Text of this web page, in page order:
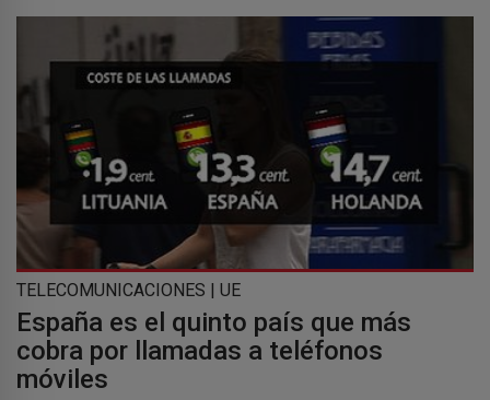
TELECOMUNICACIONES | UE
España es el quinto país que más
cobra por llamadas a teléfonos
móviles